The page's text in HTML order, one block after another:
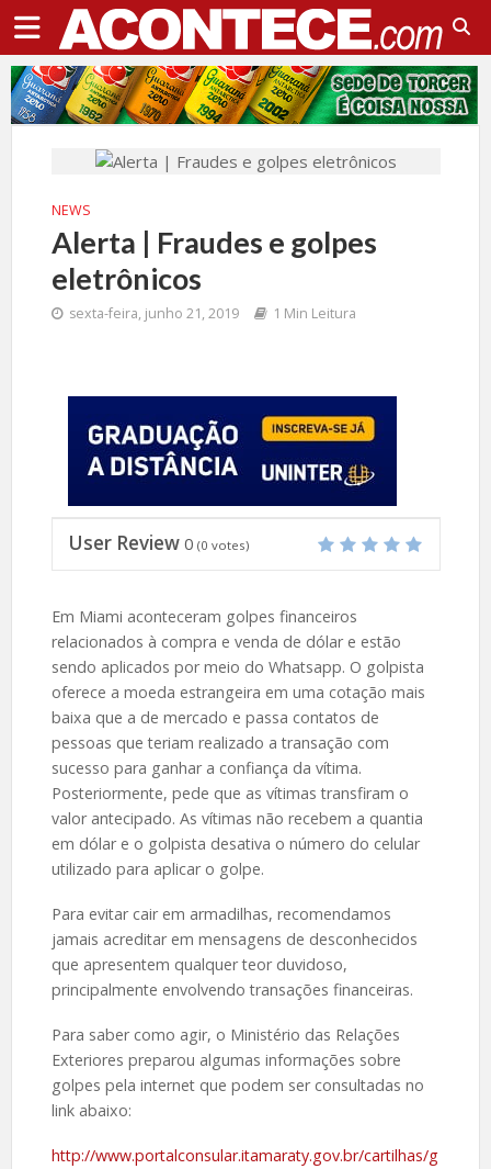
NEWS
Alerta | Fraudes e golpes
eletrônicos
sexta-feira, junho 21, 2019 1 Min Leitura
User Review 0 (0 votes)
Em Miami aconteceram golpes financeiros
relacionados à compra e venda de dólar e estão
sendo aplicados por meio do Whatsapp. O golpista
oferece a moeda estrangeira em uma cotação mais
baixa que a de mercado e passa contatos de
pessoas que teriam realizado a transação com
sucesso para ganhar a confiança da vítima.
Posteriormente, pede que as vítimas transfiram o
valor antecipado. As vítimas não recebem a quantia
em dólar e o golpista desativa o número do celular
utilizado para aplicar o golpe.
Para evitar cair em armadilhas, recomendamos
jamais acreditar em mensagens de desconhecidos
que apresentem qualquer teor duvidoso,
principalmente envolvendo transações financeiras.
Para saber como agir, o Ministério das Relações
Exteriores preparou algumas informações sobre
golpes pela internet que podem ser consultadas no
link abaixo:
http://www.portalconsular.itamaraty.gov.br/cartilhas/g